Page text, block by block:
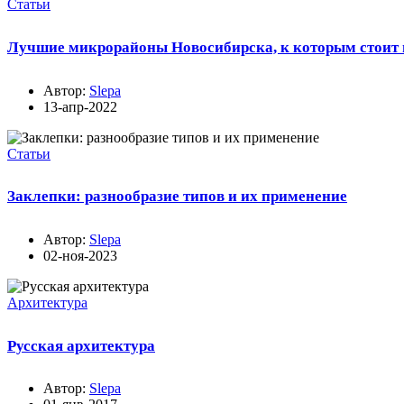
Статьи
Лучшие микрорайоны Новосибирска, к которым стоит
Автор: Slepa
13-апр-2022
Статьи
Заклепки: разнообразие типов и их применение
Автор: Slepa
02-ноя-2023
Архитектура
Русская архитектура
Автор: Slepa